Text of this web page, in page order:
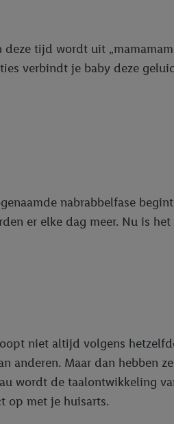
tijd wordt uit
verbindt je baby deze
nabrabbelfase
er elke dag meer. Nu is
niet altijd volgens
anderen. Maar dan
wordt de taalontwikkeling
op met je huisarts.